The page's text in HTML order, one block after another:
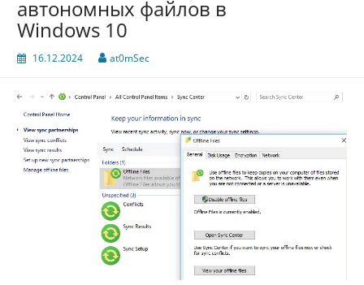
автономных файлов в
Windows 10
16.12.2024 at0mSec